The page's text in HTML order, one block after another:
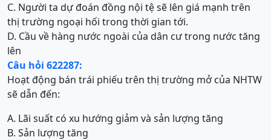
C. Người ta dự đoán đồng nội tệ sẽ lên giá mạnh trên
thị trường ngoại hối trong thời gian tới.
D. Cầu về hàng nước ngoài của dân cư trong nước tăng
lên
Câu hỏi 622287:
Hoạt động bán trái phiếu trên thị trường mở của NHTW
sẽ dẫn đến:
A. Lãi suất có xu hướng giảm và sản lượng tăng
B. Sản lượng tăng